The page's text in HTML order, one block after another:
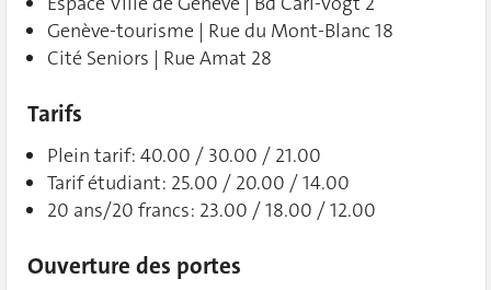
Genève-tourisme | Rue du Mont-Blanc 18
Cité Seniors | Rue Amat 28
Tarifs
Plein tarif: 40.00 / 30.00 / 21.00
Tarif étudiant: 25.00 / 20.00 / 14.00
20 ans/20 francs: 23.00 / 18.00 / 12.00
Ouverture des portes